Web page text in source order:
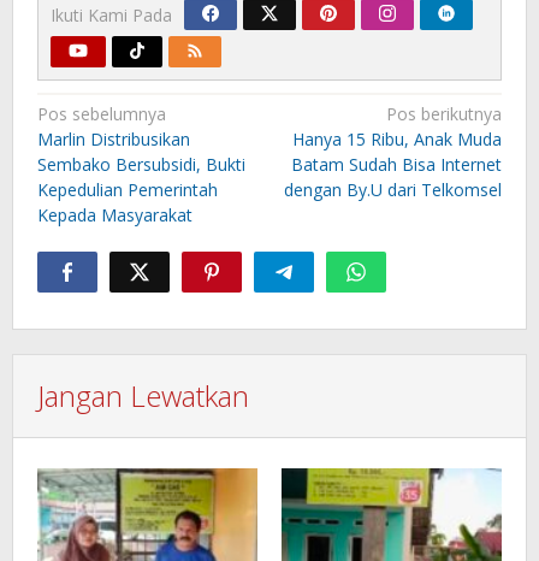
Ikuti Kami Pada
Navigasi
pos
Pos sebelumnya
Marlin Distribusikan
Sembako Bersubsidi, Bukti
Kepedulian Pemerintah
Kepada Masyarakat
Pos berikutnya
Hanya 15 Ribu, Anak Muda
Batam Sudah Bisa Internet
dengan By.U dari Telkomsel
Jangan Lewatkan